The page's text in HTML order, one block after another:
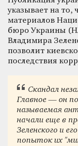
указывает на то,
материалов
бюро Украины
Владимира
позволит
последствия
Скандал
Главное — он
называемая
начали еще в
Зеленского и
попыток их